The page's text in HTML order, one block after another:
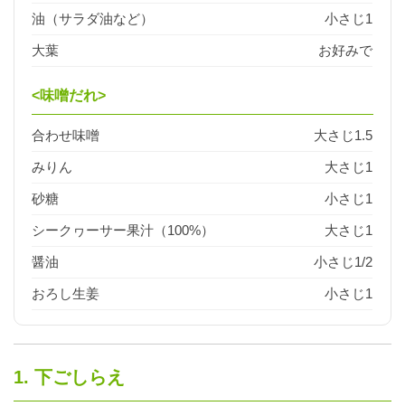
油（サラダ油など） 小さじ1
大葉 お好みで
<味噌だれ>
合わせ味噌 大さじ1.5
みりん 大さじ1
砂糖 小さじ1
シークヮーサー果汁（100%） 大さじ1
醤油 小さじ1/2
おろし生姜 小さじ1
1. 下ごしらえ